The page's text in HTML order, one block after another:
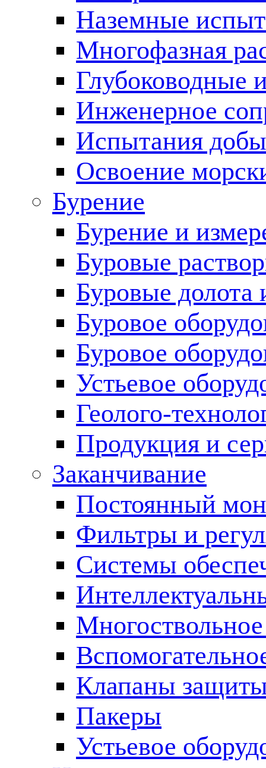
Наземные
Многофазная
Глубоководные
Инженерное
Испытания
Освоение
Бурение
Бурение и
Буровые
Буровые долота
Буровое
Буровое
Устьевое
Геолого-
Продукция и
Заканчивание
Постоянный
Фильтры и
Cистемы
Клапаны
Пакеры
Устьевое